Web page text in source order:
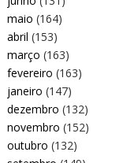
maio (164)
abril (153)
março (163)
fevereiro (163)
janeiro (147)
dezembro (132)
novembro (152)
outubro (132)